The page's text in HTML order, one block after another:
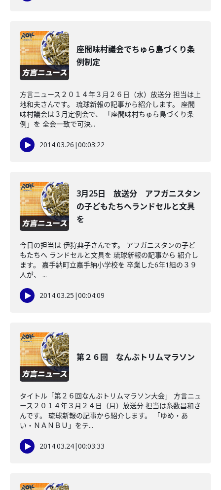
座間味村議会でちゅら島づくり条
例制定
方言ニュース２０１４年３月２６日（水）放送分 担当は上
地和夫さんです。 琉球新報の記事から紹介します。 座間
味村議会は３月定例会で、 「座間味村ちゅら島づくり条
例」を 全会一致で可決...
2014.03.26 |00:03:22
3月25日 放送分 アフガニスタン
の子どもたちへランドセルと文具
を
今日の担当は 伊狩典子さんです。 アフガニスタンの子ど
もたちへ ランドセルと文具を 琉球新報の記事から 紹介し
ます。 嘉手納町立嘉手納小学校を 卒業した6年1組の３９
人が、 ...
2014.03.25 |00:04:09
第２６回 なんぶトリムマラソン
タイトル「第２６回なんぶトリムマラソン大会」 方言ニュ
ース２０１４年３月２４日（月）放送分 担当は糸数昌和さ
んです。 琉球新報の記事から紹介します。 「ゆめ・あ
い・ＮＡＮＢＵ」をテ...
2014.03.24|00:03:33